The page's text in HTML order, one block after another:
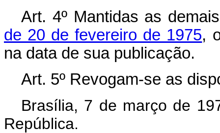
Art. 4º Mantidas as
de 20 de fevereiro de 1975,
na data de sua publicação.
Art. 5º Revogam-se as
Brasília, 7 de março de
República.